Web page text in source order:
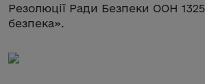
Резолюції Ради Безпеки ООН
безпека».